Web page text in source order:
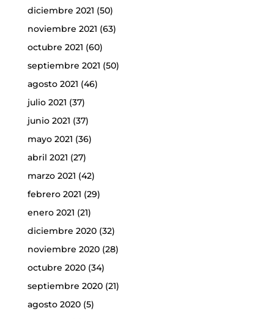
diciembre 2021 (50)
noviembre 2021 (63)
octubre 2021 (60)
septiembre 2021 (50)
agosto 2021 (46)
julio 2021 (37)
junio 2021 (37)
mayo 2021 (36)
abril 2021 (27)
marzo 2021 (42)
febrero 2021 (29)
enero 2021 (21)
diciembre 2020(32)
noviembre 2020(28)
octubre 2020(34)
septiembre 2020(21)
agosto 2020(5)